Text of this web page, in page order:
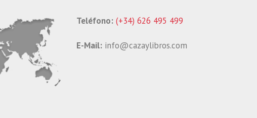
Teléfono: (+34) 626 495 499
E-Mail: info@cazaylibros.com